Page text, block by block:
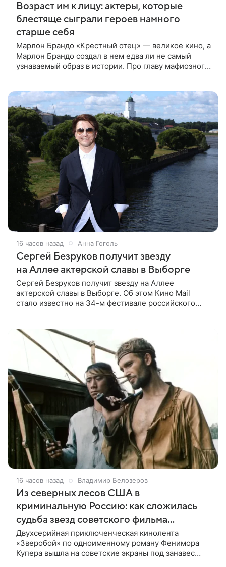
Возраст им к лицу: актеры, которые
блестяще сыграли героев намного
старше себя
Марлон Брандо «Крестный отец» — великое кино, а
Марлон Брандо создал в нем едва ли не самый
узнаваемый образ в истории. Про главу мафиозного
16 часов назад Анна Гоголь
Сергей Безруков получит звезду
на Аллее актерской славы в Выборге
Сергей Безруков получит звезду на Аллее
актерской славы в Выборге. Об этом Кино Mail
стало известно на 34-м фестивале российского
16 часов назад Владимир Белозеров
Из северных лесов США в
криминальную Россию: как сложилась
судьба звезд советского фильма
«Зверобой»
Двухсерийная приключенческая кинолента
«Зверобой» по одноименному роману Фенимора
Купера вышла на советские экраны под занавес